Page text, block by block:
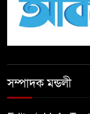
সম্পাদক মন্ডলী